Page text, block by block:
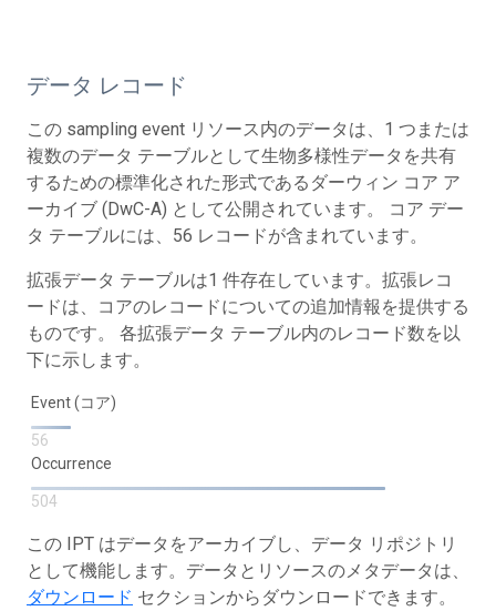
データ レコード
この sampling event リソース内のデータは、1 つまたは
複数のデータ テーブルとして生物多様性データを共有
するための標準化された形式であるダーウィン コア ア
ーカイブ (DwC-A) として公開されています。 コア デー
タ テーブルには、56 レコードが含まれています。
拡張データ テーブルは1 件存在しています。拡張レコ
ードは、コアのレコードについての追加情報を提供する
ものです。 各拡張データ テーブル内のレコード数を以
下に示します。
Event (コア)
56
Occurrence
504
この IPT はデータをアーカイブし、データ リポジトリ
として機能します。データとリソースのメタデータは、
ダウンロード セクションからダウンロードできます。